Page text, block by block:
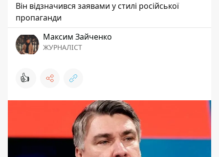
Він відзначився заявами у стилі російської
пропаганди
Максим Зайченко
ЖУРНАЛІСТ
👍